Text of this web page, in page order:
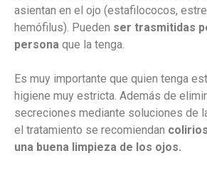
asientan en el ojo (estafilococos,
hemófilus). Pueden ser trasmitidas
persona que la tenga.
Es muy importante que quien tenga
higiene muy estricta. Además de
secreciones mediante soluciones de
el tratamiento se recomiendan
una buena limpieza de los ojos.